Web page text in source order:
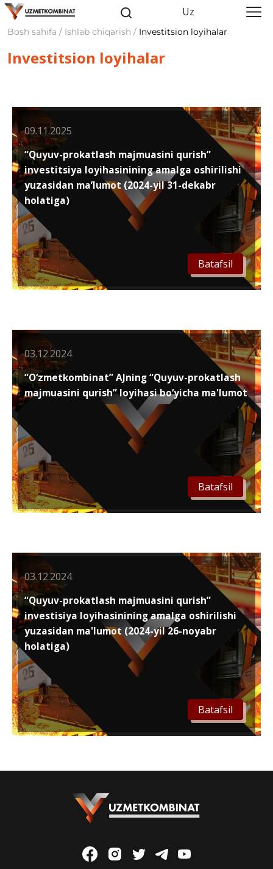
Uz
Bosh sahifa / Ishlab chiqarish / Investitsion loyihalar
Investitsion loyihalar
Batafsil
09.11.2025
“Quyuv-prokatlash majmuasini qurish”
investitsiya loyihasinining amalga oshirilishi
yuzasidan ma’lumot (2024-yil 31-dekabr
holatiga)
Batafsil
03.12.2024
“O‘zmetkombinat” AJning “Quyuv-prokatlash
majmuasini qurish” loyihasi bo‘yicha ma'lumot
Batafsil
03.12.2024
“Quyuv-prokatlash majmuasini qurish”
investisiya loyihasinining amalga oshirilishi
yuzasidan ma'lumot (2024-yil 26-noyabr
holatiga)